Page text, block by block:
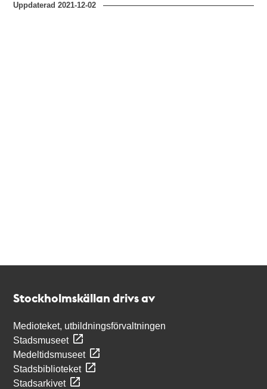
Uppdaterad2021-12-02
Stockholmskällan drivs av
Medioteket, utbildningsförvaltningen
Stadsmuseet
Medeltidsmuseet
Stadsbiblioteket
Stadsarkivet